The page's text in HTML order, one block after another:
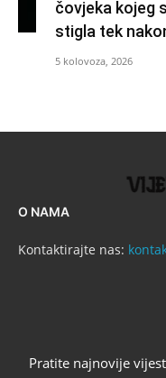
čovjeka kojeg
stigla tek
5 kolovoza, 2026
O NAMA
Kontaktirajte nas:
Pratite najnovije